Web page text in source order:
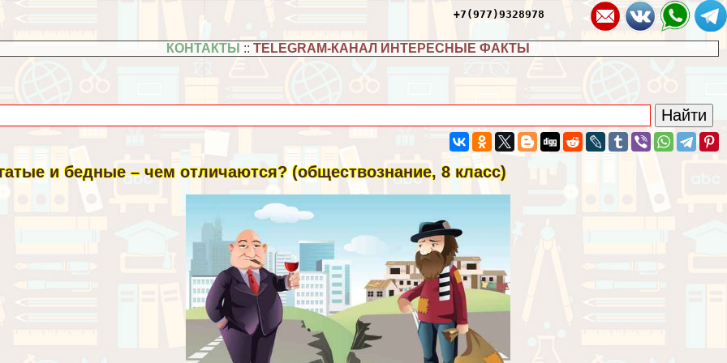
+7(977)9328978
КОНТАКТЫ ::TELEGRAM-КАНАЛ ИНТЕРЕСНЫЕ ФАКТЫ
и бедные – чем отличаются? (обществознание, 8 класс)